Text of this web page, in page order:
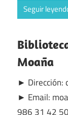
Seguir
Moaña
► Dirección:
► Email:
986 31 42